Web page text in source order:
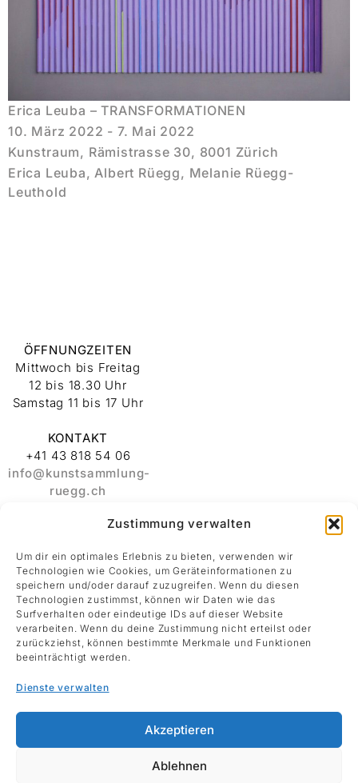
Zustimmung verwalten
Um dir ein optimales Erlebnis zu bieten, verwenden wir
Technologien wie Cookies, um Geräteinformationen zu
speichern und/oder darauf zuzugreifen. Wenn du diesen
Technologien zustimmst, können wir Daten wie das
Surfverhalten oder eindeutige IDs auf dieser Website
verarbeiten. Wenn du deine Zustimmung nicht erteilst oder
zurückziehst, können bestimmte Merkmale und Funktionen
beeinträchtigt werden.
Dienste verwalten
Akzeptieren
Ablehnen
Erica Leuba – TRANSFORMATIONEN
10. März 2022 - 7. Mai 2022
Kunstraum, Rämistrasse 30, 8001 Zürich
Erica Leuba, Albert Rüegg, Melanie Rüegg-
Leuthold
ÖFFNUNGZEITEN
Mittwoch bis Freitag
12 bis 18.30 Uhr
Samstag 11 bis 17 Uhr
KONTAKT
+41 43 818 54 06
info@kunstsammlung-
ruegg.ch
ADRESSE
Kunstsammlung
Albert und Melanie
Rüegg
Rämistrasse 30
8001 Zürich